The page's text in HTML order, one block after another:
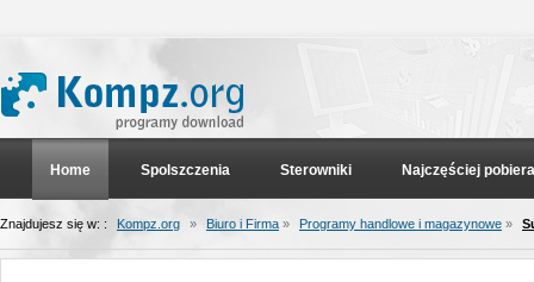
Home Spolszczenia Sterowniki Najczęściej
Znajdujesz się w: : Kompz.org » Biuro i Firma » Programy handlowe i magazynowe »